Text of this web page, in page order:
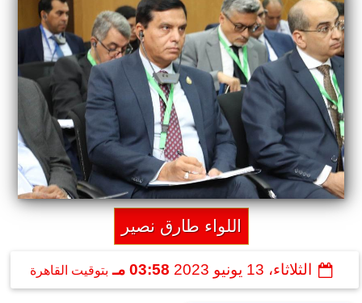
اللواء طارق نصير
الثلاثاء، 13 يونيو 2023 03:58 مـ بتوقيت القاهرة